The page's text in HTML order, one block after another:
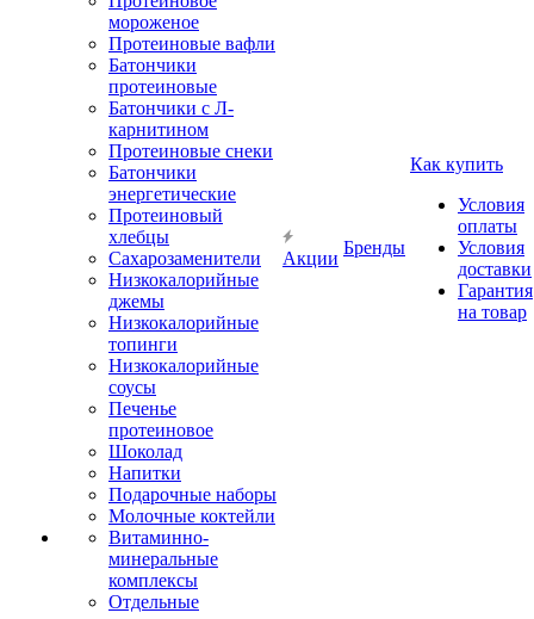
мороженое
Протеиновые вафли
Батончики
протеиновые
Батончики с Л-
карнитином
Протеиновые снеки
Батончики
энергетические
Протеиновый
хлебцы
Сахарозаменители
Низкокалорийные
джемы
Низкокалорийные
топинги
Низкокалорийные
соусы
Печенье
протеиновое
Шоколад
Напитки
Подарочные наборы
Молочные коктейли
Витаминно-
минеральные
комплексы
Отдельные
Акции
Бренды
Как купить
Условия
оплаты
Условия
доставки
Гарантия
на товар